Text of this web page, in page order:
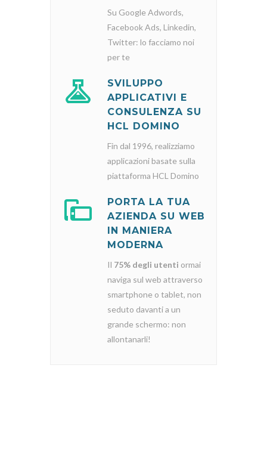
Su Google Adwords,
Facebook Ads, Linkedin,
Twitter: lo facciamo noi
per te
SVILUPPO
APPLICATIVI E
CONSULENZA SU
HCL DOMINO
Fin dal 1996, realizziamo
applicazioni basate sulla
piattaforma HCL Domino
PORTA LA TUA
AZIENDA SU WEB
IN MANIERA
MODERNA
Il 75% degli utenti ormai
naviga sul web attraverso
smartphone o tablet, non
seduto davanti a un
grande schermo: non
allontanarli!